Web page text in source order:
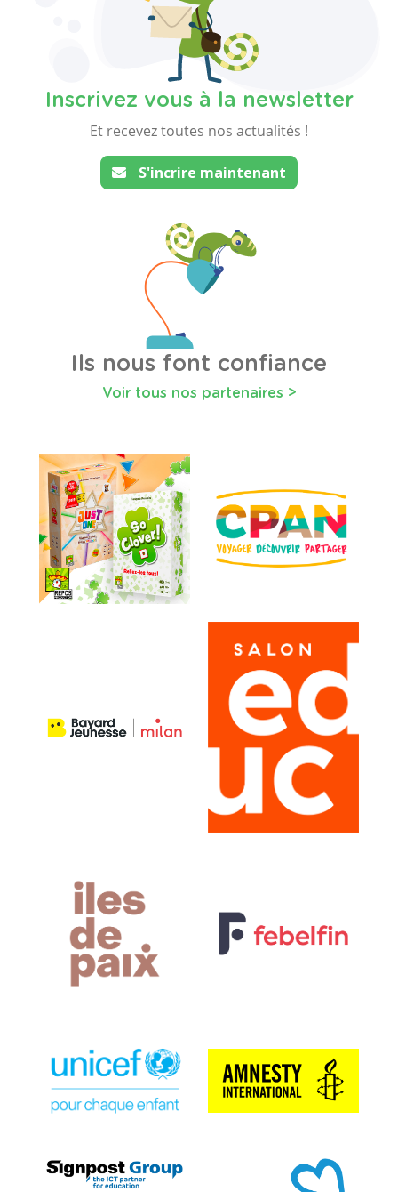
Inscrivez vous à la newsletter
Et recevez toutes nos actualités !
S'incrire maintenant
Ils nous font confiance
Voir tous nos partenaires >